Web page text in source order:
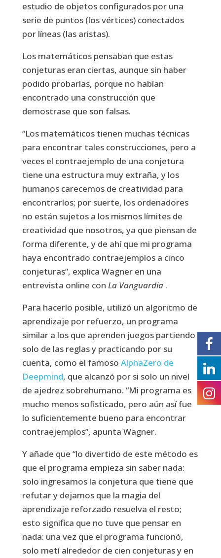
estudio de objetos configurados por una
serie de puntos (los vértices) conectados
por líneas (las aristas).
Los matemáticos pensaban que estas
conjeturas eran ciertas, aunque sin haber
podido probarlas, porque no habían
encontrado una construcción que
demostrase que son falsas.
“Los matemáticos tienen muchas técnicas
para encontrar tales construcciones, pero a
veces el contraejemplo de una conjetura
tiene una estructura muy extraña, y los
humanos carecemos de creatividad para
encontrarlos; por suerte, los ordenadores
no están sujetos a los mismos límites de
creatividad que nosotros, ya que piensan de
forma diferente, y de ahí que mi programa
haya encontrado contraejemplos a cinco
conjeturas”, explica Wagner en una
entrevista online con La Vanguardia .
Para hacerlo posible, utilizó un algoritmo de
aprendizaje por refuerzo, un programa
similar a los que aprenden juegos partiendo
solo de las reglas y practicando por su
cuenta, como el famoso AlphaZero de
Deepmind, que alcanzó por si solo un nivel
de ajedrez sobrehumano. “Mi programa es
mucho menos sofisticado, pero aún así fue
lo suficientemente bueno para encontrar
contraejemplos”, apunta Wagner.
Y añade que “lo divertido de este método es
que el programa empieza sin saber nada:
solo ingresamos la conjetura que tiene que
refutar y dejamos que la magia del
aprendizaje reforzado resuelva el resto;
esto significa que no tuve que pensar en
nada: una vez que el programa funcionó,
solo metí alrededor de cien conjeturas y en